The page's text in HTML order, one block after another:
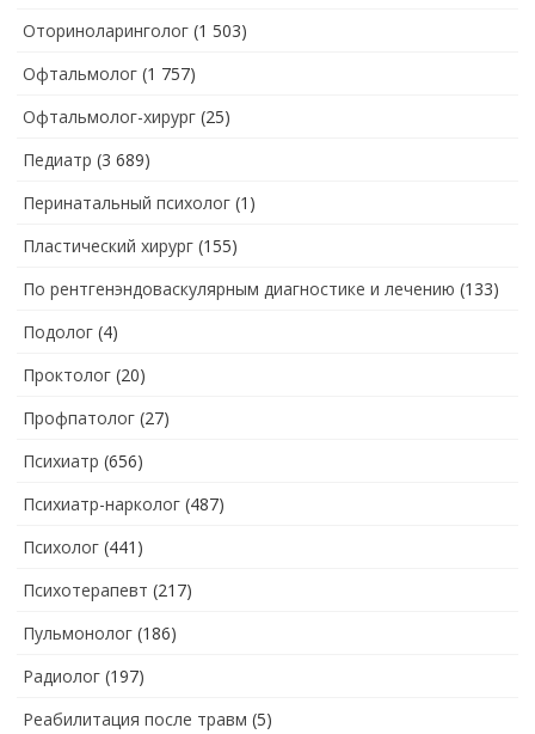
Оториноларинголог (1 503)
Офтальмолог (1 757)
Офтальмолог-хирург (25)
Педиатр (3 689)
Перинатальный психолог (1)
Пластический хирург (155)
По рентгенэндоваскулярным диагностике и лечению (133)
Подолог (4)
Проктолог (20)
Профпатолог (27)
Психиатр (656)
Психиатр-нарколог (487)
Психолог (441)
Психотерапевт (217)
Пульмонолог (186)
Радиолог (197)
Реабилитация после травм (5)